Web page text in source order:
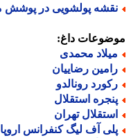
پولشویی در پوشش
داغ:
محمدی
رضاییان
رونالدو
استقلال
تهران
آف لیگ کنفرانس اروپا